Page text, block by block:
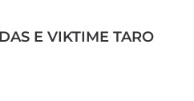
E VIKTIME TARO